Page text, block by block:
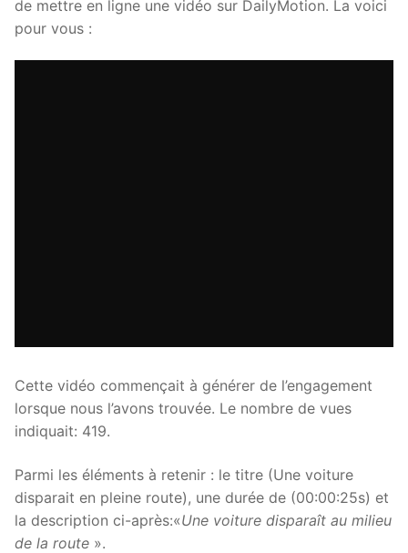
de mettre en ligne une vidéo sur DailyMotion. La voici
pour vous :
Cette vidéo commençait à générer de l’engagement
lorsque nous l’avons trouvée. Le nombre de vues
indiquait: 419.
Parmi les éléments à retenir : le titre (Une voiture
disparait en pleine route), une durée de (00:00:25s) et
la description ci-après:«Une voiture disparaît au milieu
de la route ».